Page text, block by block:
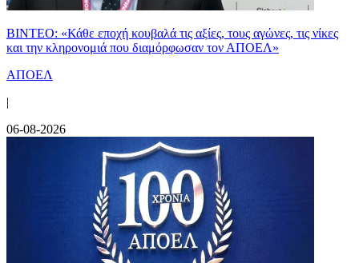
ΒΙΝΤΕΟ: «Κάθε εποχή κουβαλά τις αξίες, τους αγώνες, τις νίκες
και την κληρονομιά που διαμόρφωσαν τον ΑΠΟΕΛ»
ΑΠΟΕΛ
|
06-08-2026